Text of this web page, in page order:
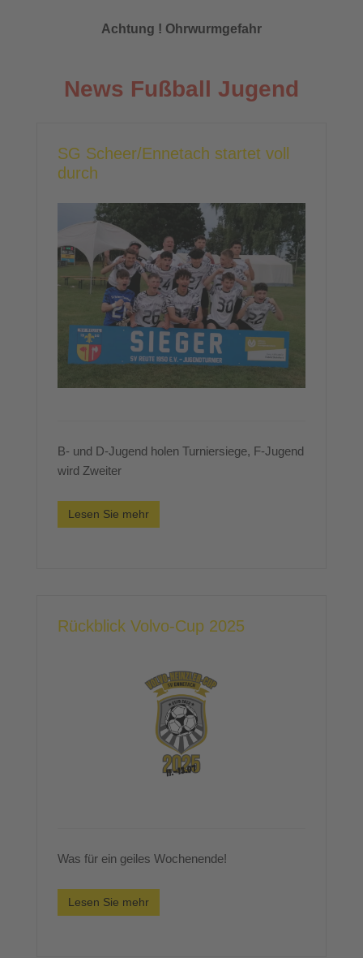
Achtung ! Ohrwurmgefahr
News Fußball Jugend
SG Scheer/Ennetach startet voll
durch
B- und D-Jugend holen Turniersiege, F-Jugend
wird Zweiter
Lesen Sie mehr
Rückblick Volvo-Cup 2025
Was für ein geiles Wochenende!
Lesen Sie mehr